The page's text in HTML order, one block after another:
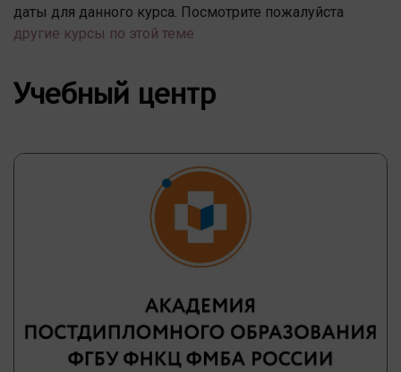
даты для данного курса. Посмотрите пожалуйста
другие курсы по этой теме
Учебный центр